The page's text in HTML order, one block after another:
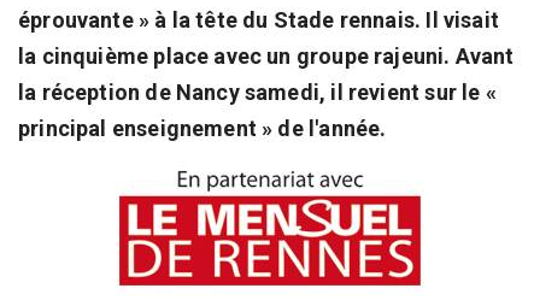
éprouvante » à la tête du Stade rennais. Il visait
la cinquième place avec un groupe rajeuni. Avant
la réception de Nancy samedi, il revient sur le «
principal enseignement » de l'année.